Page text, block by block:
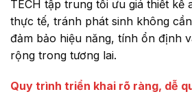
TECH tập trung tối ưu giá thiết kế
thực tế, tránh phát sinh không
đảm bảo hiệu năng, tính ổn định
rộng trong tương lai.
Quy trình triển khai rõ ràng, dễ